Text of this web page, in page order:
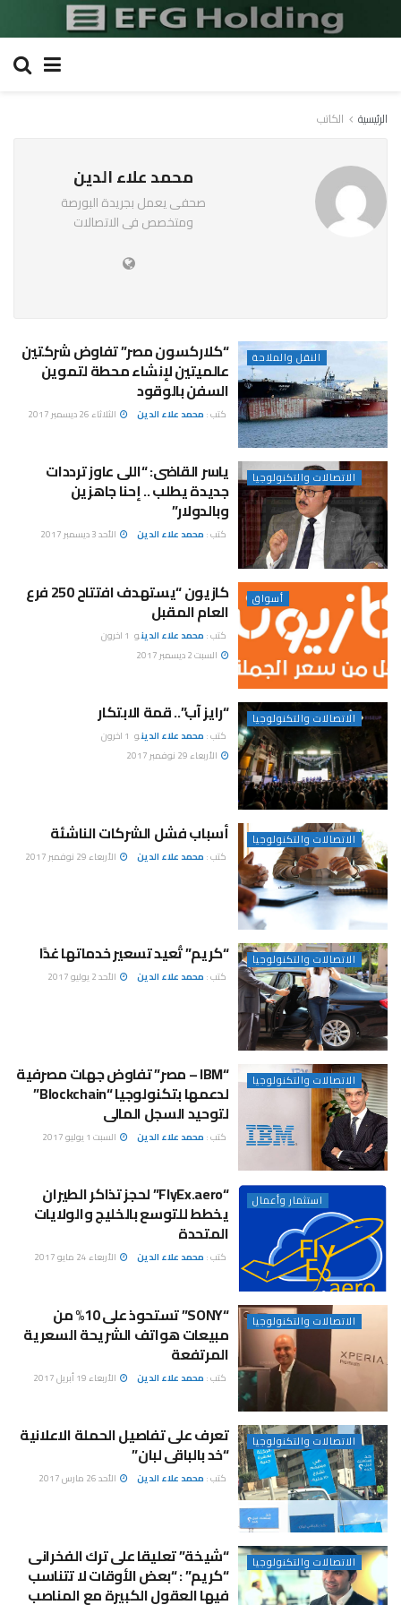
الرئيسية الكاتب
محمد علاء الدين
صحفى يعمل بجريدة البورصة
ومتخصص فى الاتصالات
النقل والملاحة “كلاركسون مصر” تفاوض شركتين
عالميتين لإنشاء محطة لتموين
السفن بالوقود
كتب : محمد علاء الدين الثلاثاء 26 ديسمبر 2017
الاتصالات والتكنولوجيا ياسر القاضى: “اللى عاوز ترددات
جديدة يطلب .. إحنا جاهزين
وبالدولار”
كتب : محمد علاء الدين الأحد 3 ديسمبر 2017
أسواق كازيون “يستهدف افتتاح 250 فرع
العام المقبل
كتب : محمد علاء الدينو 1 اخرون
السبت 2 ديسمبر 2017
الاتصالات والتكنولوجيا “رايز آب”.. قمة الابتكار
كتب : محمد علاء الدينو 1 اخرون
الأربعاء 29 نوفمبر 2017
الاتصالات والتكنولوجيا أسباب فشل الشركات الناشئة
كتب : محمد علاء الدين الأربعاء 29 نوفمبر 2017
الاتصالات والتكنولوجيا “كريم” تُعيد تسعير خدماتها غدًا
كتب : محمد علاء الدين الأحد 2 يوليو 2017
الاتصالات والتكنولوجيا “IBM – مصر” تفاوض جهات مصرفية
لدعمها بتكنولوجيا “Blockchain”
لتوحيد السجل المالى
كتب : محمد علاء الدين السبت 1 يوليو 2017
استثمار وأعمال “FlyEx.aero” لحجز تذاكر الطيران
يخطط للتوسع بالخليج والولايات
المتحدة
كتب : محمد علاء الدين الأربعاء 24 مايو 2017
الاتصالات والتكنولوجيا “SONY” تستحوذ على 10% من
مبيعات هواتف الشريحة السعرية
المرتفعة
كتب : محمد علاء الدين الأربعاء 19 أبريل 2017
الاتصالات والتكنولوجيا تعرف على تفاصيل الحملة الاعلانية
“خد بالباقى لبان”
كتب : محمد علاء الدين الأحد 26 مارس 2017
الاتصالات والتكنولوجيا “شيخة” تعليقا على ترك الفخرانى
“كريم” : “بعض الأوقات لا تتناسب
فيها العقول الكبيرة مع المناصب